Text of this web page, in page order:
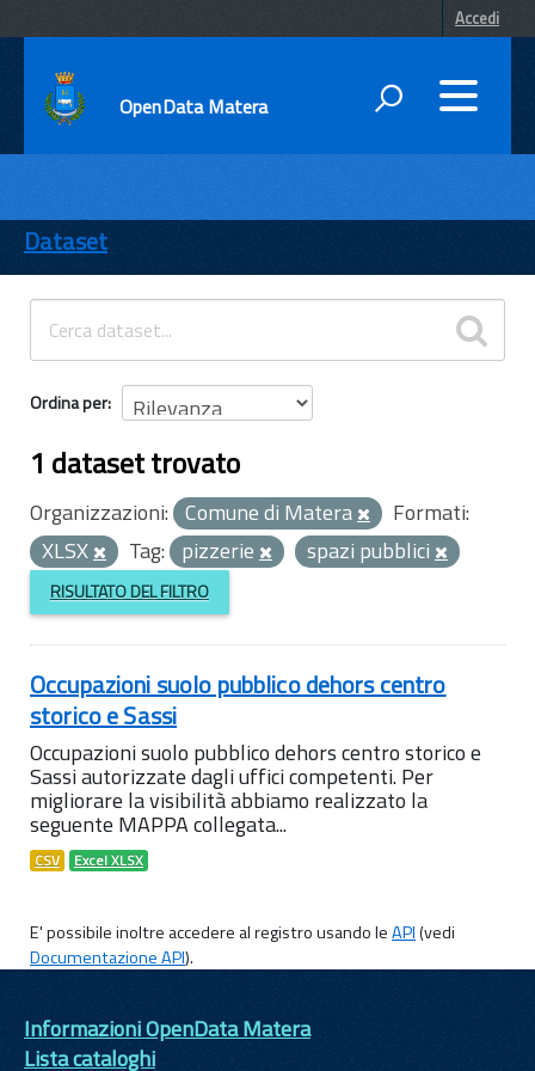
Accedi
OpenData Matera
ENTI
TEMI
INFORMAZIONI
Dataset
Ordina per
1 dataset trovato
Organizzazioni: Comune di Matera
Formati:
XLSX
Tag: pizzerie spazi pubblici
RISULTATO DEL FILTRO
Occupazioni suolo pubblico dehors centro
storico e Sassi
Occupazioni suolo pubblico dehors centro storico e
Sassi autorizzate dagli uffici competenti. Per
migliorare la visibilità abbiamo realizzato la
seguente MAPPA collegata...
CSV Excel XLSX
E' possibile inoltre accedere al registro usando leAPI(vedi
Documentazione API).
Informazioni OpenData Matera
Lista cataloghi